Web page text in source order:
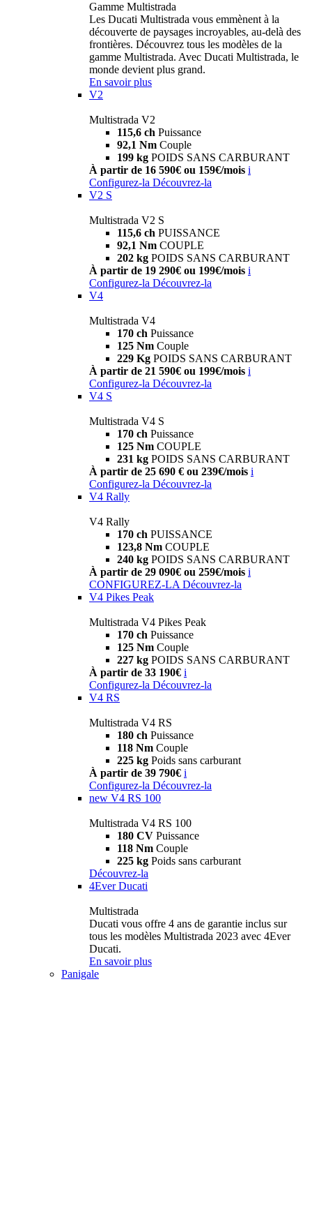
Gamme Multistrada
Les Ducati Multistrada vous emmènent à la
découverte de paysages incroyables, au-delà des
frontières. Découvrez tous les modèles de la
gamme Multistrada. Avec Ducati Multistrada, le
monde devient plus grand.
En savoir plus
V2
Multistrada V2
115,6 ch Puissance
92,1 Nm Couple
199 kg POIDS SANS CARBURANT
À partir de 16 590€ ou 159€/mois i
Configurez-la Découvrez-la
V2 S
Multistrada V2 S
115,6 ch PUISSANCE
92,1 Nm COUPLE
202 kg POIDS SANS CARBURANT
À partir de 19 290€ ou 199€/mois i
Configurez-la Découvrez-la
V4
Multistrada V4
170 ch Puissance
125 Nm Couple
229 Kg POIDS SANS CARBURANT
À partir de 21 590€ ou 199€/mois i
Configurez-la Découvrez-la
V4 S
Multistrada V4 S
170 ch Puissance
125 Nm COUPLE
231 kg POIDS SANS CARBURANT
À partir de 25 690 € ou 239€/mois i
Configurez-la Découvrez-la
V4 Rally
V4 Rally
170 ch PUISSANCE
123,8 Nm COUPLE
240 kg POIDS SANS CARBURANT
À partir de 29 090€ ou 259€/mois i
CONFIGUREZ-LA Découvrez-la
V4 Pikes Peak
Multistrada V4 Pikes Peak
170 ch Puissance
125 Nm Couple
227 kg POIDS SANS CARBURANT
À partir de 33 190€ i
Configurez-la Découvrez-la
V4 RS
Multistrada V4 RS
180 ch Puissance
118 Nm Couple
225 kg Poids sans carburant
À partir de 39 790€ i
Configurez-la Découvrez-la
new V4 RS 100
Multistrada V4 RS 100
180 CV Puissance
118 Nm Couple
225 kg Poids sans carburant
Découvrez-la
4Ever Ducati
Multistrada
Ducati vous offre 4 ans de garantie inclus sur
tous les modèles Multistrada 2023 avec 4Ever
Ducati.
En savoir plus
Panigale